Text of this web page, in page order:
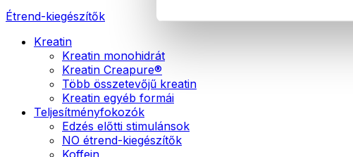
Étrend-kiegészítők
Kreatin
Kreatin monohidrát
Kreatin Creapure®
Több összetevőjű kreatin
Kreatin egyéb formái
Teljesítményfokozók
Edzés előtti stimulánsok
NO étrend-kiegészítők
Koffein